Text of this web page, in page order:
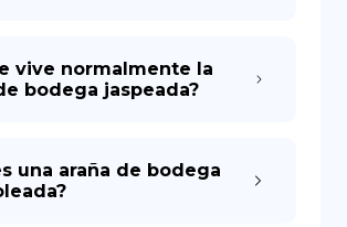
vive normalmente la
bodega jaspeada?
una araña de bodega